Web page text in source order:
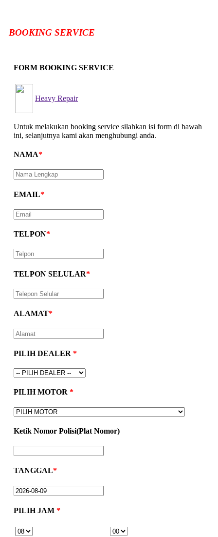
GENIO
CB 150X
BOOKING SERVICE
FORM BOOKING SERVICE
Heavy Repair
Untuk melakukan booking service silahkan isi form di bawah
ini, selanjutnya kami akan menghubungi anda.
NAMA*
EMAIL*
TELPON*
TELPON SELULAR*
ALAMAT*
PILIH DEALER *
PILIH MOTOR *
Ketik Nomor Polisi(Plat Nomor)
TANGGAL*
PILIH JAM *